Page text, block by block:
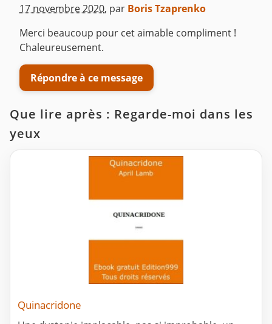
^
17 novembre 2020, par Boris Tzaprenko
Merci beaucoup pour cet aimable compliment !
Chaleureusement.
Répondre à ce message
Que lire après : Regarde-moi dans les
yeux
Quinacridone